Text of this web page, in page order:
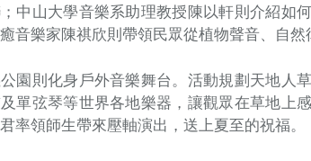
中山大學音樂系助理教授陳以軒則介紹如
音樂家陳祺欣則帶領民眾從植物聲音、自然
園則化身戶外音樂舞台。活動規劃天地人
單弦琴等世界各地樂器，讓觀眾在草地上
率領師生帶來壓軸演出，送上夏至的祝福。